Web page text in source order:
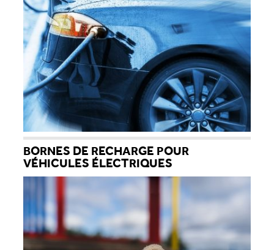
BORNES DE RECHARGE POUR
VÉHICULES ÉLECTRIQUES